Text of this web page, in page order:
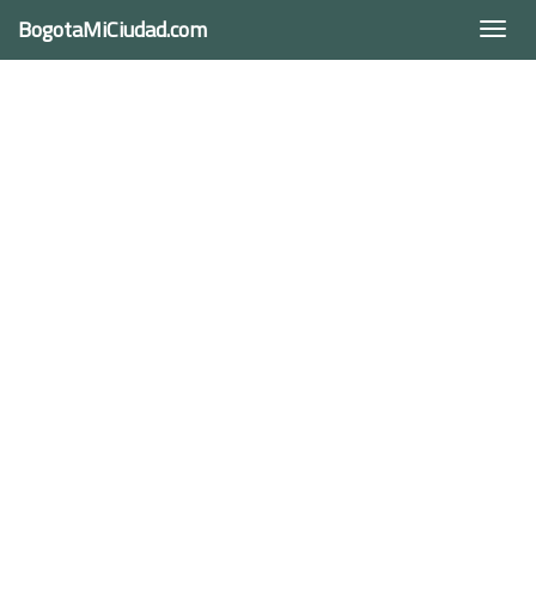
BogotaMiCiudad.com